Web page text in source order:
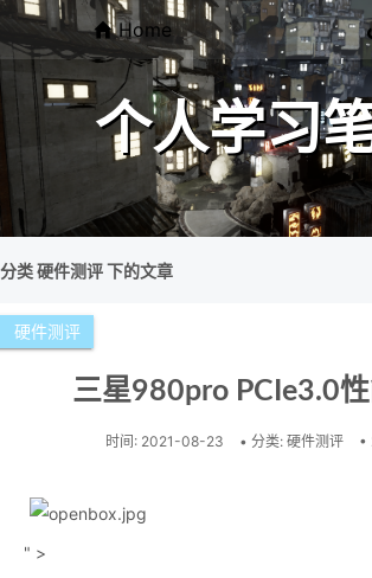
Home
个人学习
分类 硬件测评 下的文章
硬件测评
三星980pro PCIe3.0
时间: 2021-08-23 • 分类: 硬件测评 •
" >